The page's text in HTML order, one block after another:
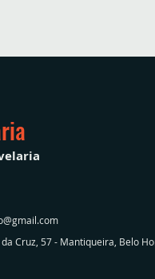
Cruz, 57 - Mantiqueira, Belo